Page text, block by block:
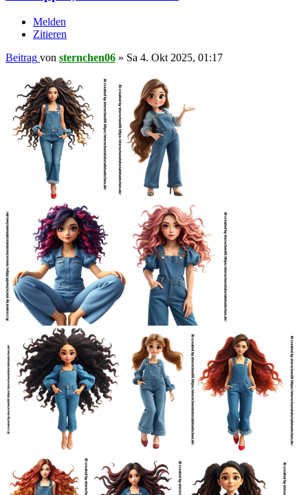
Melden
Zitieren
Beitrag von sternchen06 » Sa 4. Okt 2025, 01:17